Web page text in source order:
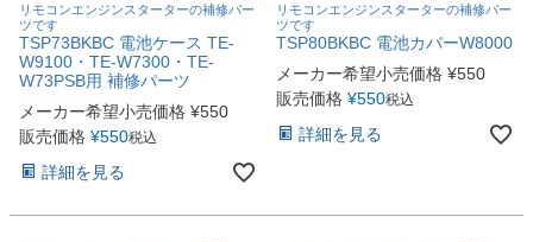
リモコンエンジンスターターの補修パー
ツです
TSP73BKBC 電池ケース TE-
W9100・TE-W7300・TE-
W73PSB用 補修パーツ
メーカー希望小売価格 ¥550
販売価格 ¥550税込
詳細を見る
リモコンエンジンスターターの補修パー
ツです
TSP80BKBC 電池カバーW8000
メーカー希望小売価格 ¥550
販売価格 ¥550税込
詳細を見る